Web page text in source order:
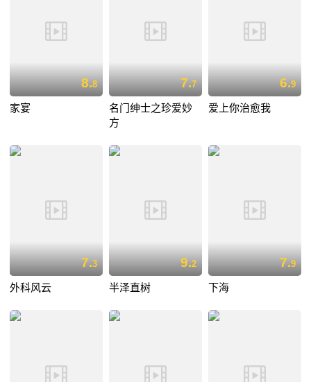
8.8
家宴
7.7
名门绅士之珍爱妙
方
6.9
爱上你治愈我
7.3
外科风云
9.2
半泽直树
7.9
下海